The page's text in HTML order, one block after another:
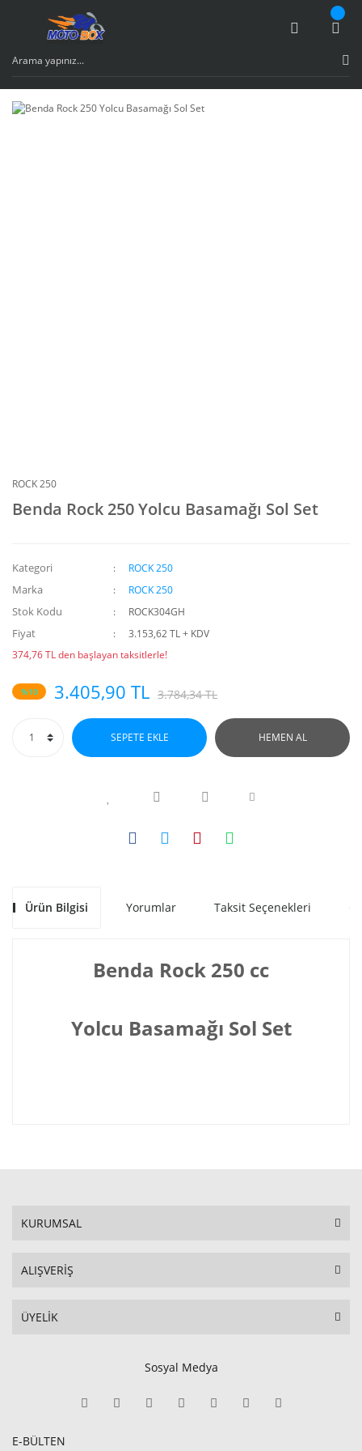
ROCK 250
Benda Rock 250 Yolcu Basamağı Sol Set
Kategori ROCK 250
Marka ROCK 250
Stok Kodu ROCK304GH
Fiyat
3.153,62 TL + KDV
374,76 TL den başlayan taksitlerle!
%10 3.405,90 TL 3.784,34 TL
SEPETE EKLE HEMEN AL
Ürün Bilgisi Yorumlar Taksit Seçenekleri
Benda Rock 250 cc
Yolcu Basamağı Sol Set
KURUMSAL
ALIŞVERİŞ
ÜYELİK
Sosyal Medya
E-BÜLTEN